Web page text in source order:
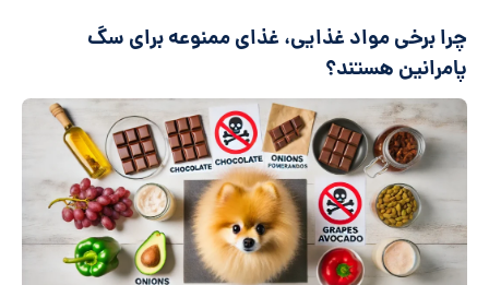
چرا برخی مواد غذایی، غذای ممنوعه برای سگ
پامرانین هستند؟